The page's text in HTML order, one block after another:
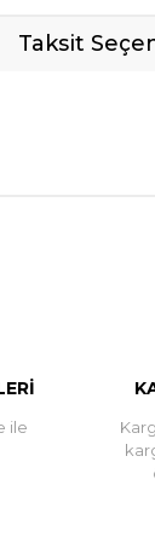
Taksit
ile